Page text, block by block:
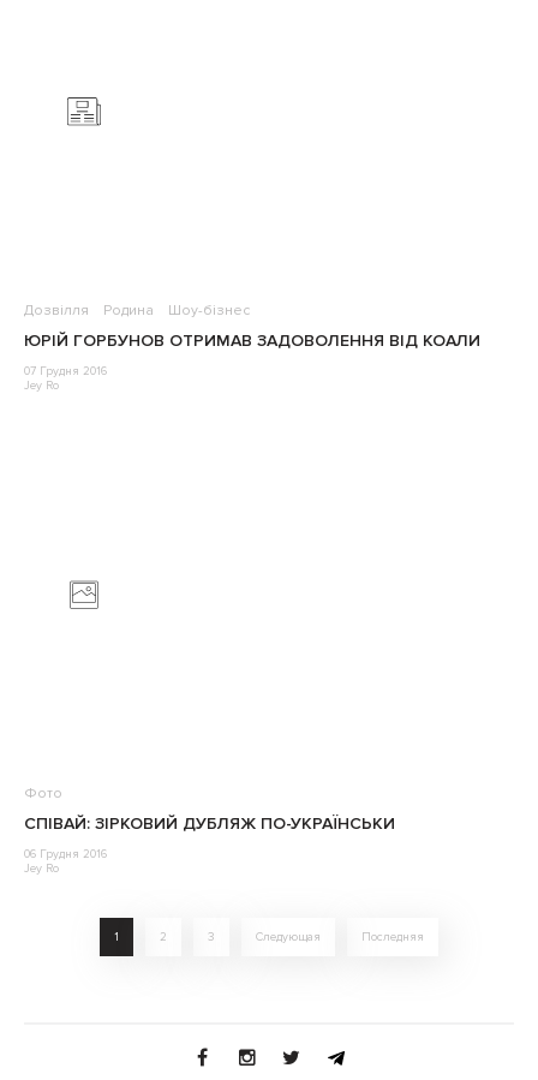
Дозвілля Родина Шоу-бізнес
ЮРІЙ ГОРБУНОВ ОТРИМАВ ЗАДОВОЛЕННЯ ВІД КОАЛИ
07 Грудня 2016
Jey Ro
Фото
СПІВАЙ: ЗІРКОВИЙ ДУБЛЯЖ ПО-УКРАЇНСЬКИ
06 Грудня 2016
Jey Ro
1 2 3 Следующая Последняя